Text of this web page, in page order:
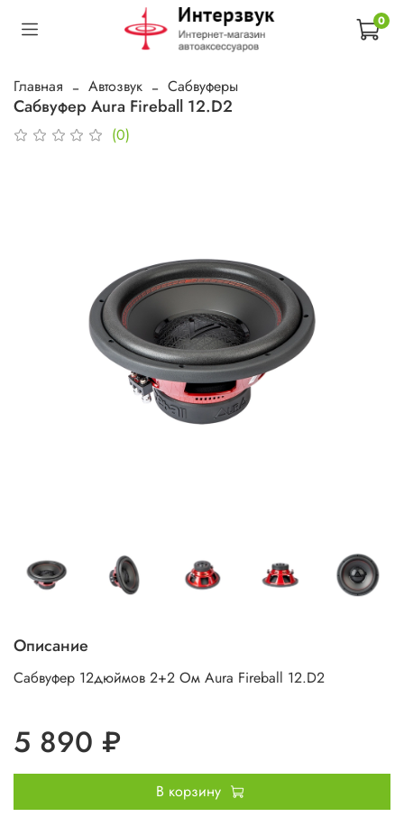
0
Главная Автозвук Сабвуферы
Сабвуфер Aura Fireball 12.D2
(0)
Описание
Сабвуфер 12дюймов 2+2 Ом Aura Fireball 12.D2
5 890 ₽
В корзину